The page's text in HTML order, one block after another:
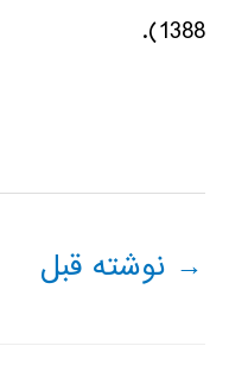
1388).
→ نوشته قبل